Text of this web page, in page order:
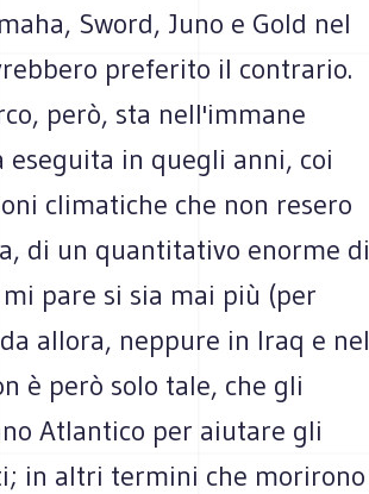
Sword, Juno e Gold nel
preferito il contrario.
però, sta nell'immane
in quegli anni, coi
climatiche che non resero
di un quantitativo enorme di
pare si sia mai più (per
allora, neppure in Iraq e nel
è però solo tale, che gli
Atlantico per aiutare gli
in altri termini che morirono